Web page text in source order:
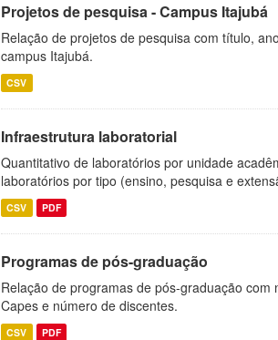
Projetos de pesquisa - Campus Itajubá
Relação de projetos de pesquisa com título,
campus Itajubá.
CSV
Infraestrutura laboratorial
Quantitativo de laboratórios por unidade
laboratórios por tipo (ensino, pesquisa e
CSV PDF
Programas de pós-graduação
Relação de programas de pós-graduação
Capes e número de discentes.
CSV PDF